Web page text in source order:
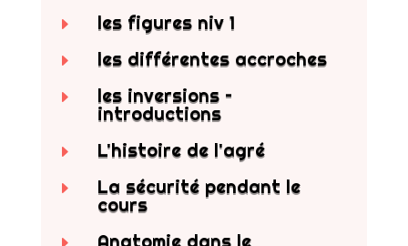
E les figures niv 1
E les différentes accroches
E les inversions –
introductions
E L'histoire de l'agré
E La sécurité pendant le
cours